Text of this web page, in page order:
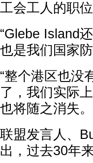
工会工人的职位
“Glebe Island
也是我们国家
“整个港区也没
了，我们实际
也将随之消失。
联盟发言人、
出，过去30年